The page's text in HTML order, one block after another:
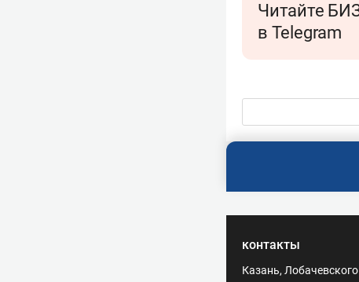
Читайте
в Telegram
контакты
Казань,